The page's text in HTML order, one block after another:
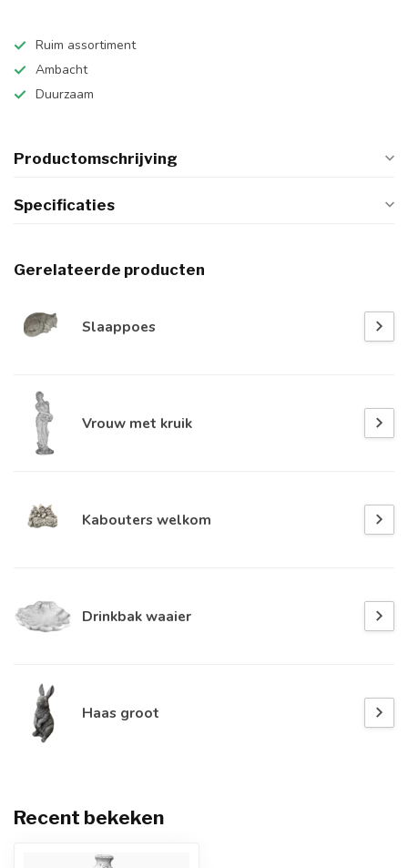
Ruim assortiment
Ambacht
Duurzaam
Productomschrijving
Specificaties
Gerelateerde producten
Slaappoes
Vrouw met kruik
Kabouters welkom
Drinkbak waaier
Haas groot
Recent bekeken